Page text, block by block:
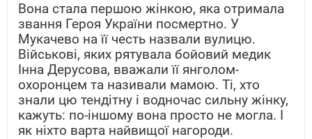
Вона стала першою жінкою, яка отримала
звання Героя України посмертно. У
Мукачево на її честь назвали вулицю.
Військові, яких рятувала бойовий медик
Інна Дерусова, вважали її янголом-
охоронцем та називали мамою. Ті, хто
знали цю тендітну і водночас сильну жінку,
кажуть: по-іншому вона просто не могла. І
як ніхто варта найвищої нагороди.